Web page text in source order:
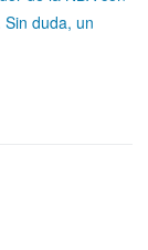
duda, un